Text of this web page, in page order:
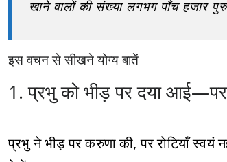
खाने वालों की संख्या लगभग पाँच हजार
इस वचन से सीखने योग्य बातें
1. प्रभु को भीड़ पर दया
प्रभु ने भीड़ पर करुणा की, पर रोटियाँ